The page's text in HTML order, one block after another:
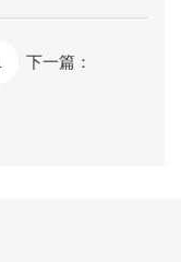
下一篇：